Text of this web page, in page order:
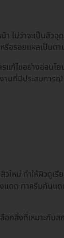
ไม่ว่าจะเป็นสิว
รือรอยแผลเป็นตา
ก้ไขอย่างอ่อนโย
นที่มีประสบการ
วใหม่ ทำให้ผิวดูเ
งแดด ทาครีมกัน
อกสิ่งที่เหมาะกับ